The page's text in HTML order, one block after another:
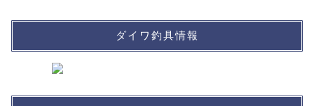
ダイワ釣具情報